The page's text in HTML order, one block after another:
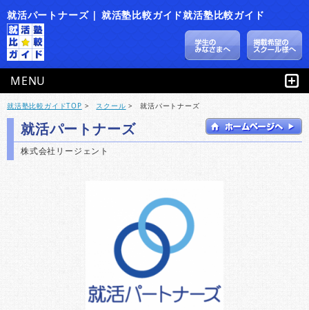
就活パートナーズ | 就活塾比較ガイド就活塾比較ガイド
MENU
就活塾比較ガイドTOP > スクール > 就活パートナーズ
就活パートナーズ
株式会社リージェント